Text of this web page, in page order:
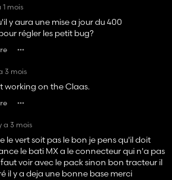
1 mois
y aura une mise a jour du 400
régler les petit bug?
3 mois
working on the Claas.
a 3 mois
le vert soit pas le bon je pens qu'il doit
le bati MX a le connecteur qui n'a pas
voir avec le pack sinon bon tracteur il
il y a deja une bonne base merci